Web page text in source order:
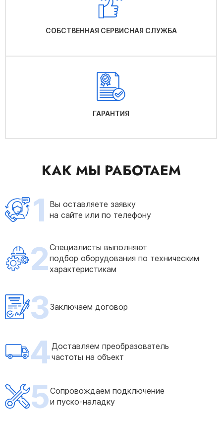
СОБСТВЕННАЯ СЕРВИСНАЯ СЛУЖБА
ГАРАНТИЯ
КАК МЫ РАБОТАЕМ
1 Вы оставляете заявку
на сайте или по телефону
2Специалисты выполняют
подбор оборудования по техническим
характеристикам
3Заключаем договор
4Доставляем преобразователь
частоты на объект
5Сопровождаем подключение
и пуско-наладку